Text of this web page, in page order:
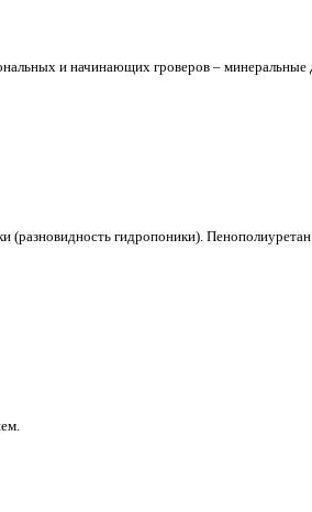
и начинающих гроверов –
(разновидность гидропоники).